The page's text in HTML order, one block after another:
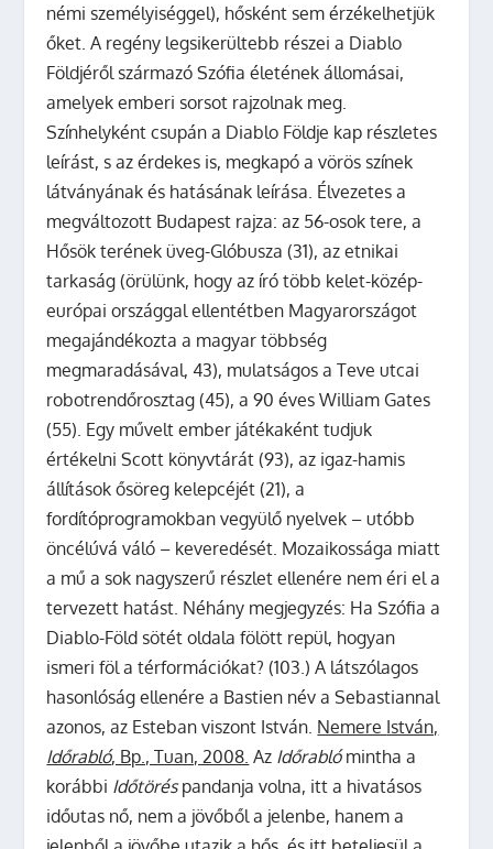
némi személyiséggel), hősként sem érzékelhetjük
őket. A regény legsikerültebb részei a Diablo
Földjéről származó Szófia életének állomásai,
amelyek emberi sorsot rajzolnak meg.
Színhelyként csupán a Diablo Földje kap részletes
leírást, s az érdekes is, megkapó a vörös színek
látványának és hatásának leírása. Élvezetes a
megváltozott Budapest rajza: az 56-osok tere, a
Hősök terének üveg-Glóbusza (31), az etnikai
tarkaság (örülünk, hogy az író több kelet-közép-
európai országgal ellentétben Magyarországot
megajándékozta a magyar többség
megmaradásával, 43), mulatságos a Teve utcai
robotrendőrosztag (45), a 90 éves William Gates
(55). Egy művelt ember játékaként tudjuk
értékelni Scott könyvtárát (93), az igaz-hamis
állítások ősöreg kelepcéjét (21), a
fordítóprogramokban vegyülő nyelvek – utóbb
öncélúvá váló – keveredését. Mozaikossága miatt
a mű a sok nagyszerű részlet ellenére nem éri el a
tervezett hatást. Néhány megjegyzés: Ha Szófia a
Diablo-Föld sötét oldala fölött repül, hogyan
ismeri föl a térformációkat? (103.) A látszólagos
hasonlóság ellenére a Bastien név a Sebastiannal
azonos, az Esteban viszont István. Nemere István,
Időrabló, Bp., Tuan, 2008. Az Időrablómintha a
korábbi Időtöréspandanja volna, itt a hivatásos
időutas nő, nem a jövőből a jelenbe, hanem a